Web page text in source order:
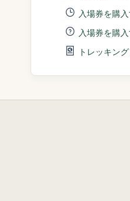
入場券を購
入場券を購
トレッキン